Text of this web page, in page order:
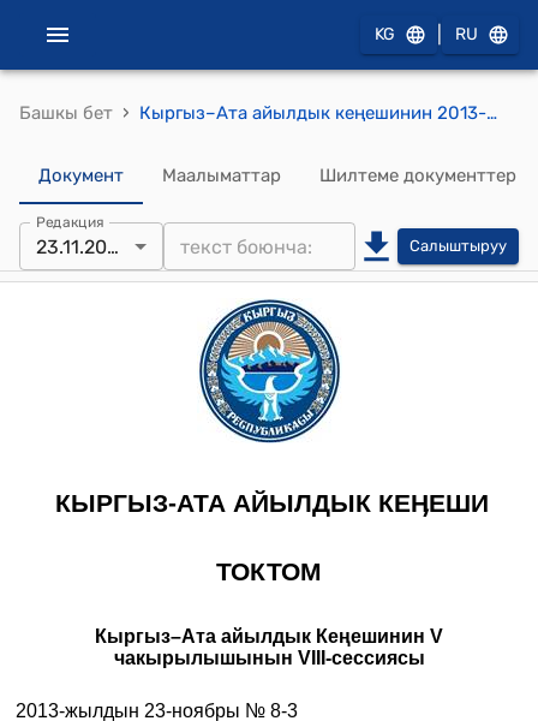
KG RU
Башкы бет › Кыргыз–Ата айылдык кеңешинин 2013-жылдын 23-ноябрындагы № 8-3 "Кыргыз-Ата айыл аймагындагы КБФ жерлеринин пайдаланышы жөнүндө" токтому
Документ Маалыматтар Шилтеме документтер
Редакция
23.11.2013 Салыштыруу